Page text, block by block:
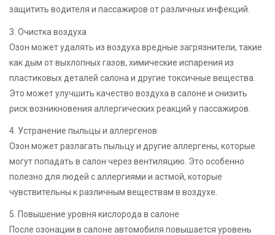
защитить водителя и пассажиров от различных инфекций.
3. Очистка воздуха
Озон может удалять из воздуха вредные загрязнители, такие
как дым от выхлопных газов, химические испарения из
пластиковых деталей салона и другие токсичные вещества.
Это может улучшить качество воздуха в салоне и снизить
риск возникновения аллергических реакций у пассажиров.
4. Устранение пыльцы и аллергенов
Озон может разлагать пыльцу и другие аллергены, которые
могут попадать в салон через вентиляцию. Это особенно
полезно для людей с аллергиями и астмой, которые
чувствительны к различным веществам в воздухе.
5. Повышение уровня кислорода в салоне
После озонации в салоне автомобиля повышается уровень